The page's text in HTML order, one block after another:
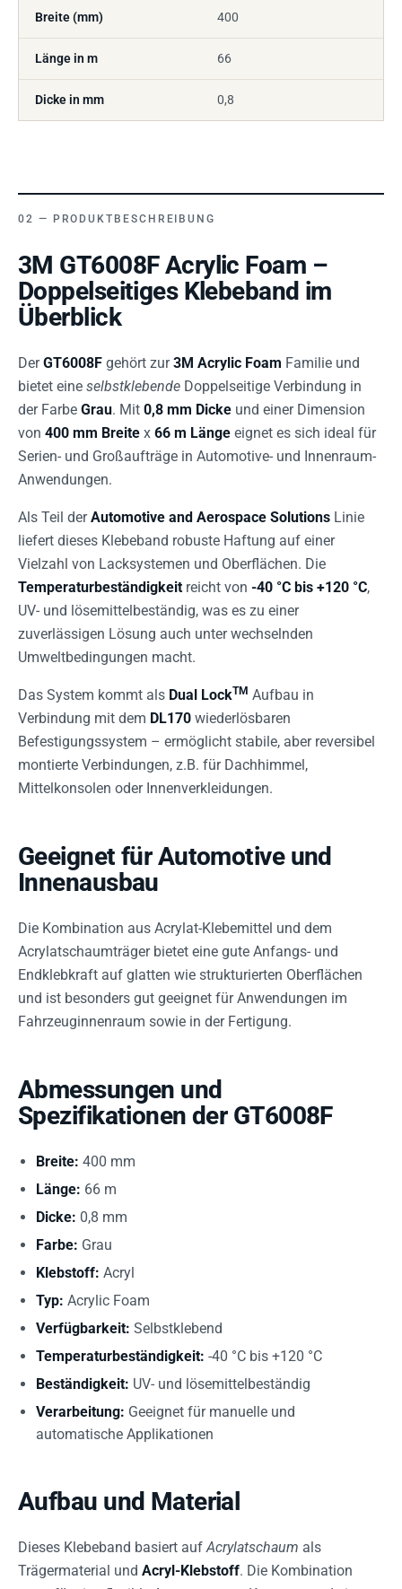
Breite (mm) 400
Länge in m 66
Dicke in mm 0,8
PRODUKTBESCHREIBUNG
3M GT6008F Acrylic Foam –
Doppelseitiges Klebeband im
Überblick
DerGT6008F gehört zur3M Acrylic Foam Familie und
bietet eine selbstklebende Doppelseitige Verbindung in
der Farbe Grau. Mit 0,8 mm Dicke und einer Dimension
von 400 mm Breite x 66 m Länge eignet es sich ideal für
Serien- und Großaufträge in Automotive- und Innenraum-
Anwendungen.
Als Teil derAutomotive and Aerospace Solutions Linie
liefert dieses Klebeband robuste Haftung auf einer
Vielzahl von Lacksystemen und Oberflächen. Die
Temperaturbeständigkeit reicht von -40 °C bis +120 °C,
UV- und lösemittelbeständig, was es zu einer
zuverlässigen Lösung auch unter wechselnden
Umweltbedingungen macht.
Das System kommt als Dual LockTM Aufbau in
Verbindung mit dem DL170 wiederlösbaren
Befestigungssystem – ermöglicht stabile, aber reversibel
montierte Verbindungen, z.B. für Dachhimmel,
Mittelkonsolen oder Innenverkleidungen.
Geeignet für Automotive und
Innenausbau
Die Kombination aus Acrylat-Klebemittel und dem
Acrylatschaumträger bietet eine gute Anfangs- und
Endklebkraft auf glatten wie strukturierten Oberflächen
und ist besonders gut geeignet für Anwendungen im
Fahrzeuginnenraum sowie in der Fertigung.
Abmessungen und
Spezifikationen der GT6008F
Breite: 400 mm
Länge: 66 m
Dicke: 0,8 mm
Farbe: Grau
Klebstoff: Acryl
Typ: Acrylic Foam
Verfügbarkeit: Selbstklebend
Temperaturbeständigkeit: -40 °C bis +120 °C
Beständigkeit: UV- und lösemittelbeständig
Verarbeitung: Geeignet für manuelle und
automatische Applikationen
Aufbau und Material
Dieses Klebeband basiert aufAcrylatschaum als
Trägermaterial und Acryl-Klebstoff. Die Kombination